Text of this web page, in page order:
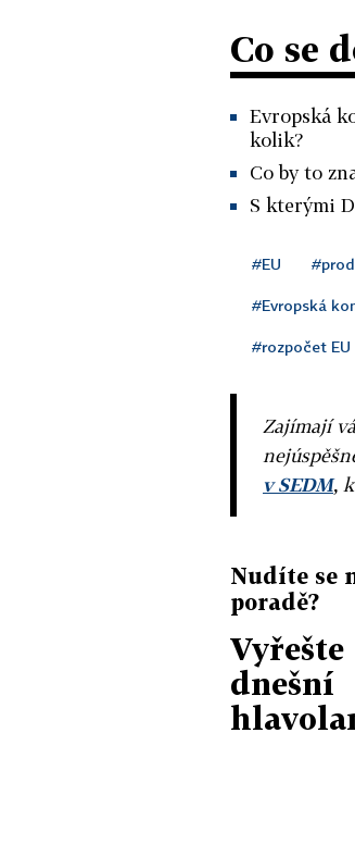
Co se
Evropská
kolik?
Co by to
S kterými
#EU
#Evropská
#rozpočet EU
Zajímají
v SEDM,
Nudíte se
poradě?
Vyřešte
dnešní